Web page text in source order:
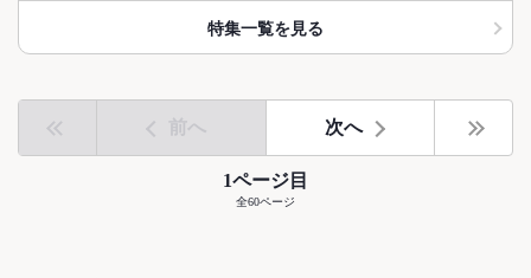
特集一覧を見る
前へ 次へ
1ページ目
全60ページ